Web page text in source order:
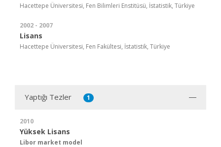
Hacettepe Üniversitesi, Fen Bilimleri Enstitüsü, İstatistik, Türkiye
2002 - 2007
Lisans
Hacettepe Üniversitesi, Fen Fakültesi, İstatistik, Türkiye
Yaptığı Tezler 1
2010
Yüksek Lisans
Libor market model